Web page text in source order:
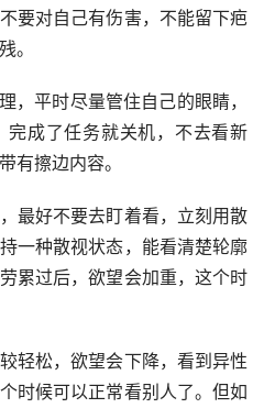
要对自己有伤害，不能留下疤
。
，平时尽量管住自己的眼睛，
完成了任务就关机，不去看新
有擦边内容。
最好不要去盯着看，立刻用散
一种散视状态，能看清楚轮廓
累过后，欲望会加重，这个时
轻松，欲望会下降，看到异性
时候可以正常看别人了。但如